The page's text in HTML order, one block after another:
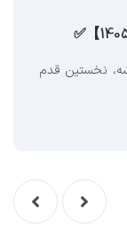
نخستین قدم